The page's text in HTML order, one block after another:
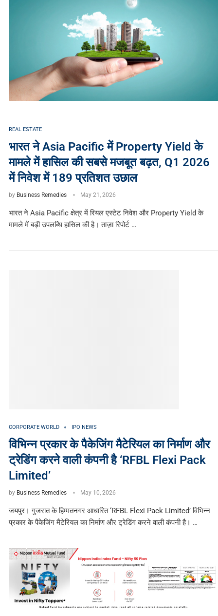
REAL ESTATE
भारत ने Asia Pacific में Property Yield के
मामले में हासिल की सबसे मजबूत बढ़त, Q1 2026
में निवेश में 189 प्रतिशत उछाल
by Business Remedies May 21, 2026
भारत ने Asia Pacific क्षेत्र में रियल एस्टेट निवेश और Property Yield के
मामले में बड़ी उपलब्धि हासिल की है। ताज़ा रिपोर्ट …
CORPORATE WORLD IPO NEWS
विभिन्न प्रकार के पैकेजिंग मैटेरियल का निर्माण और
ट्रेडिंग करने वाली कंपनी है ‘RFBL Flexi Pack
Limited’
by Business Remedies May 10, 2026
जयपुर। गुजरात के हिम्मतनगर आधारित ‘RFBL Flexi Pack Limited’ विभिन्न
प्रकार के पैकेजिंग मैटेरियल का निर्माण और ट्रेडिंग करने वाली कंपनी है। …